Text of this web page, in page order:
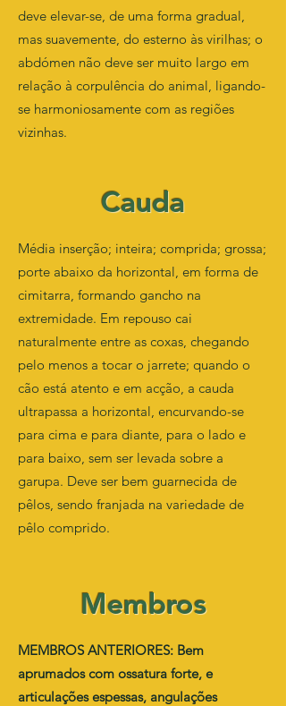
deve elevar-se, de uma forma gradual,
mas suavemente, do esterno às virilhas; o
abdómen não deve ser muito largo em
relação à corpulência do animal, ligando-
se harmoniosamente com as regiões
vizinhas.
Cauda
Média inserção; inteira; comprida; grossa;
porte abaixo da horizontal, em forma de
cimitarra, formando gancho na
extremidade. Em repouso cai
naturalmente entre as coxas, chegando
pelo menos a tocar o jarrete; quando o
cão está atento e em acção, a cauda
ultrapassa a horizontal, encurvando-se
para cima e para diante, para o lado e
para baixo, sem ser levada sobre a
garupa. Deve ser bem guarnecida de
pêlos, sendo franjada na variedade de
pêlo comprido.
Membros
MEMBROS ANTERIORES: Bem
aprumados com ossatura forte, e
articulações espessas, angulações